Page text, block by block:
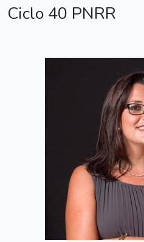
Ciclo 40 PNRR